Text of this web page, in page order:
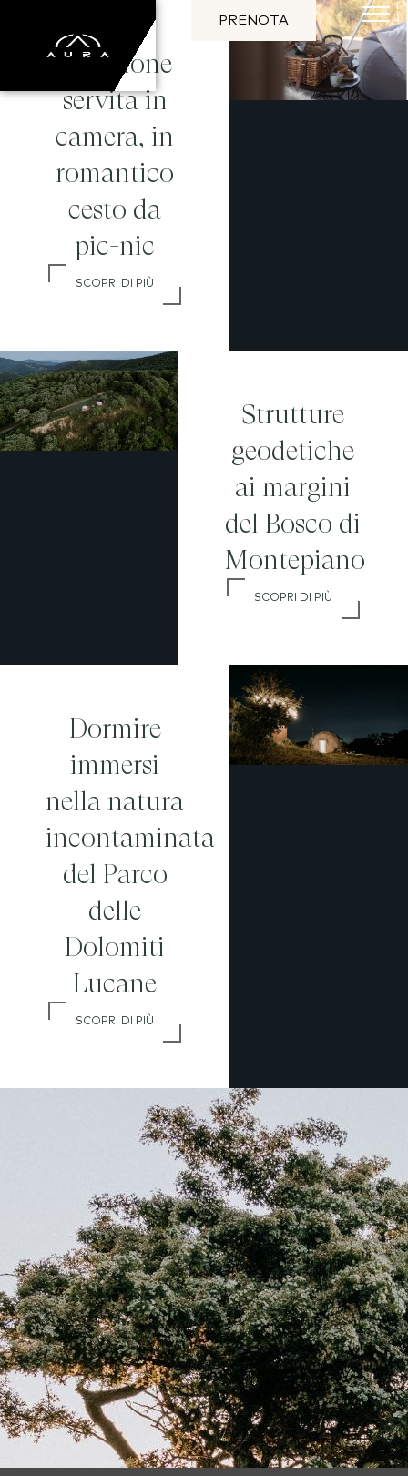
PRENOTA
Colazione
servita in
camera, in
romantico
cesto da
pic-nic
SCOPRI DI PIÙ
Strutture
geodetiche
ai margini
del Bosco di
Montepiano
SCOPRI DI PIÙ
Dormire
immersi
nella natura
incontaminata
del Parco
delle
Dolomiti
Lucane
SCOPRI DI PIÙ